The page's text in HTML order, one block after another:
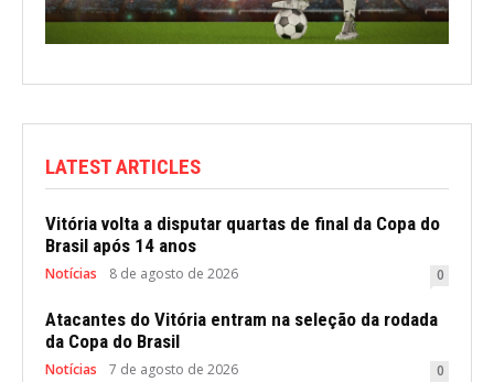
LATEST ARTICLES
Vitória volta a disputar quartas de final da Copa do
Brasil após 14 anos
Notícias 8 de agosto de 2026 0
Atacantes do Vitória entram na seleção da rodada
da Copa do Brasil
Notícias 7 de agosto de 2026 0